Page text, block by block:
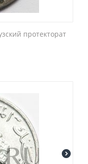
протекторат